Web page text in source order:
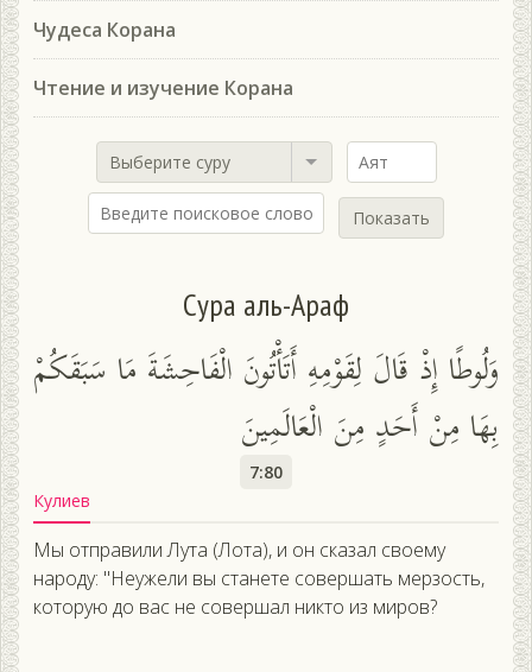
Чудеса Корана
Чтение и изучение Корана
Выберите суру
Показать
Сура аль-Араф
وَلُوطًا إِذْ قَالَ لِقَوْمِهِ أَتَأْتُونَ الْفَاحِشَةَ مَا سَبَقَكُمْ
بِهَا مِنْ أَحَدٍ مِنَ الْعَالَمِينَ
7:80
Кулиев
Мы отправили Лута (Лота), и он сказал своему
народу: "Неужели вы станете совершать мерзость,
которую до вас не совершал никто из миров?